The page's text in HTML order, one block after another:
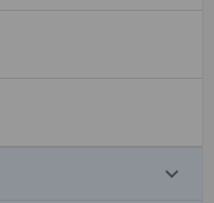
keyboard_arrow_down